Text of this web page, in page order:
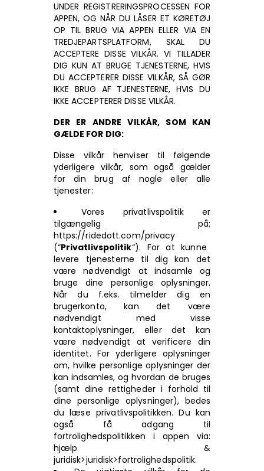
UNDER REGISTRERINGSPROCESSEN FOR
APPEN, OG NÅR DU LÅSER ET KØRETØJ
OP TIL BRUG VIA APPEN ELLER VIA EN
TREDJEPARTSPLATFORM, SKAL DU
ACCEPTERE DISSE VILKÅR. VI TILLADER
DIG KUN AT BRUGE TJENESTERNE, HVIS
DU ACCEPTERER DISSE VILKÅR, SÅ GØR
IKKE BRUG AF TJENESTERNE, HVIS DU
IKKE ACCEPTERER DISSE VILKÅR.
DER ER ANDRE VILKÅR, SOM KAN
GÆLDE FOR DIG:
Disse vilkår henviser til følgende
yderligere vilkår, som også gælder
for din brug af nogle eller alle
tjenester:
Vores privatlivspolitik er
tilgængelig på:
https://ridedott.com/privacy
(“Privatlivspolitik“). For at kunne
levere tjenesterne til dig kan det
være nødvendigt at indsamle og
bruge dine personlige oplysninger.
Når du f.eks. tilmelder dig en
brugerkonto, kan det være
nødvendigt med visse
kontaktoplysninger, eller det kan
være nødvendigt at verificere din
identitet. For yderligere oplysninger
om, hvilke personlige oplysninger der
kan indsamles, og hvordan de bruges
(samt dine rettigheder i forhold til
dine personlige oplysninger), bedes
du læse privatlivspolitikken. Du kan
også få adgang til
fortrolighedspolitikken i appen via:
hjælp &
juridisk>juridisk>fortrolighedspolitik.